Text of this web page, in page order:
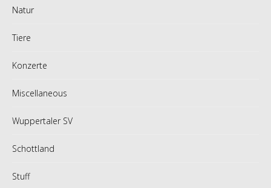
Natur
Tiere
Konzerte
Miscellaneous
Wuppertaler SV
Schottland
Stuff